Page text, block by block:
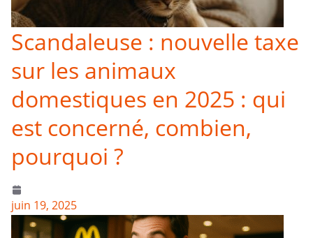
Scandaleuse : nouvelle taxe
sur les animaux
domestiques en 2025 : qui
est concerné, combien,
pourquoi ?
juin 19, 2025